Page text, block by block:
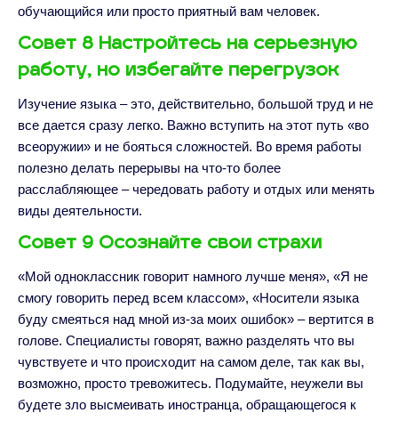
обучающийся или просто приятный вам человек.
Совет 8 Настройтесь на серьезную
работу, но избегайте перегрузок
Изучение языка – это, действительно, большой труд и не
все дается сразу легко. Важно вступить на этот путь «во
всеоружии» и не бояться сложностей. Во время работы
полезно делать перерывы на что-то более
расслабляющее – чередовать работу и отдых или менять
виды деятельности.
Совет 9 Осознайте свои страхи
«Мой одноклассник говорит намного лучше меня», «Я не
смогу говорить перед всем классом», «Носители языка
буду смеяться над мной из-за моих ошибок» – вертится в
голове. Специалисты говорят, важно разделять что вы
чувствуете и что происходит на самом деле, так как вы,
возможно, просто тревожитесь. Подумайте, неужели вы
будете зло высмеивать иностранца, обращающегося к